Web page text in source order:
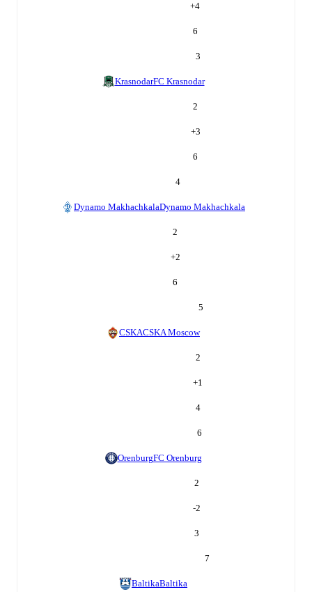
+4
6
3
KrasnodarFC Krasnodar
2
+3
6
4
Dynamo MakhachkalaDynamo Makhachkala
2
+2
6
5
CSKACSKA Moscow
2
+1
4
6
OrenburgFC Orenburg
2
-2
3
7
BaltikaBaltika